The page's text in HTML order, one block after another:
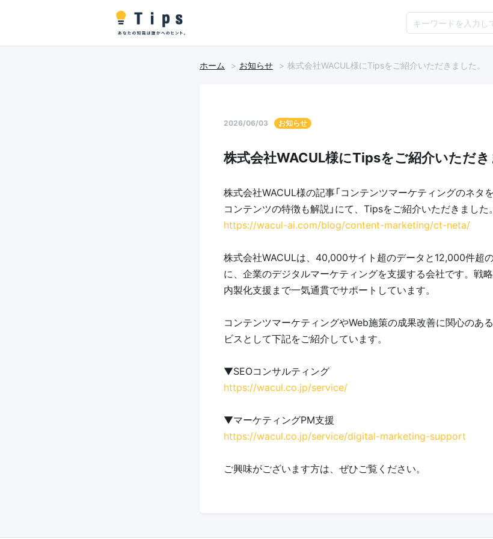
ホーム お知らせ 株式会社WACUL様にTipsをご紹介いただきました。
2026/06/03 お知らせ
株式会社WACUL様にTipsをご紹介いただき
株式会社WACUL様の記事「コンテンツマーケティングのネタ
コンテンツの特徴も解説」にて、Tipsをご紹介いただきました。
https://wacul-ai.com/blog/content-marketing/ct-neta/
株式会社WACULは、40,000サイト超のデータと12,000件超
に、企業のデジタルマーケティングを支援する会社です。戦略
内製化支援まで一気通貫でサポートしています。
コンテンツマーケティングやWeb施策の成果改善に関心のあ
ビスとして下記をご紹介しています。
▼SEOコンサルティング
https://wacul.co.jp/service/
▼マーケティングPM支援
https://wacul.co.jp/service/digital-marketing-support
ご興味がございます方は、ぜひご覧ください。